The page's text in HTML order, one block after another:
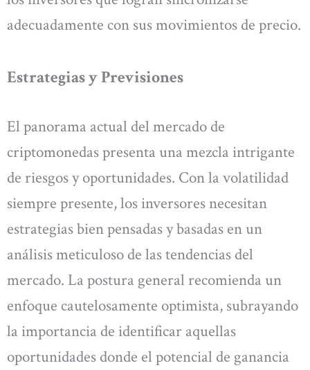
adecuadamente con sus movimientos de precio.
Estrategias y Previsiones
El panorama actual del mercado de
criptomonedas presenta una mezcla intrigante
de riesgos y oportunidades. Con la volatilidad
siempre presente, los inversores necesitan
estrategias bien pensadas y basadas en un
análisis meticuloso de las tendencias del
mercado. La postura general recomienda un
enfoque cautelosamente optimista, subrayando
la importancia de identificar aquellas
oportunidades donde el potencial de ganancia